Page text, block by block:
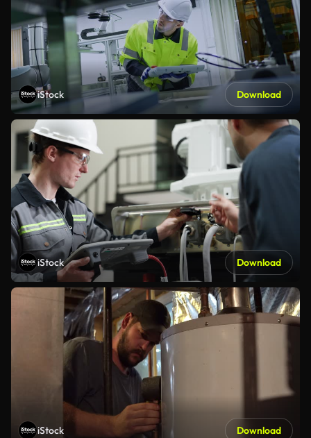
iStock Download
iStock Download
iStock Download